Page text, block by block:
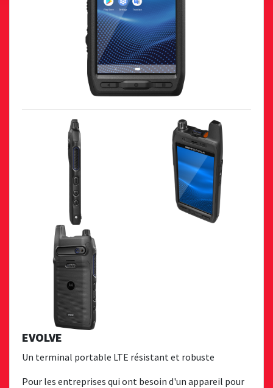
EVOLVE
Un terminal portable LTE résistant et robuste
Pour les entreprises qui ont besoin d'un appareil pour